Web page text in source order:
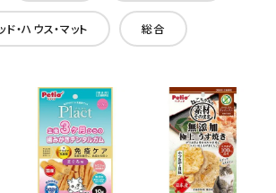
ド・ハウス・マット 総合